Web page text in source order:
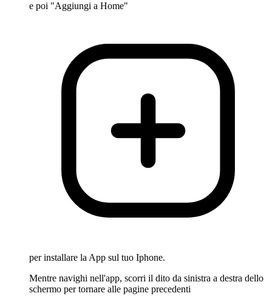
e poi "Aggiungi a Home"
per installare la App sul tuo Iphone.
Mentre navighi nell'app, scorri il dito da sinistra a destra dello
schermo per tornare alle pagine precedenti